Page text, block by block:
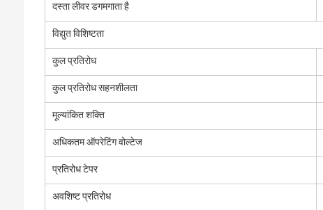
दस्ता लीवर डगमगाता है
विद्युत विशिष्टता
कुल प्रतिरोध
कुल प्रतिरोध सहनशीलता
मूल्यांकित शक्ति
अधिकतम ऑपरेटिंग वोल्टेज
प्रतिरोध टेपर
अवशिष्ट प्रतिरोध